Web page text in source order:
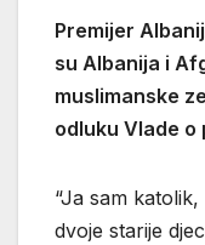
Premijer
su Albanija i
muslimanske
odluku Vlade
“Ja sam
dvoje starije